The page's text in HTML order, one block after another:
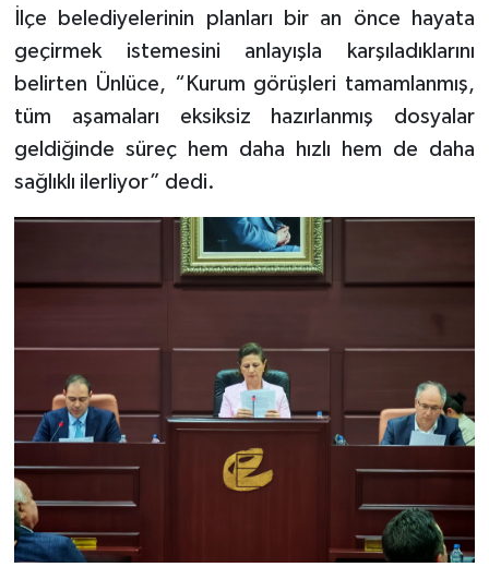
İlçe belediyelerinin planları bir an önce hayata
geçirmek istemesini anlayışla karşıladıklarını
belirten Ünlüce, “Kurum görüşleri tamamlanmış,
tüm aşamaları eksiksiz hazırlanmış dosyalar
geldiğinde süreç hem daha hızlı hem de daha
sağlıklı ilerliyor” dedi.